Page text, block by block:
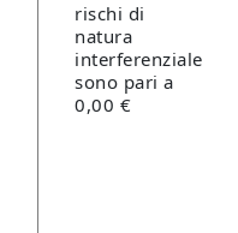
rischi di
natura
interferenziale
sono pari a
0,00 €